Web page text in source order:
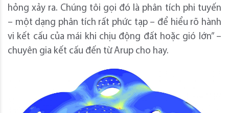
hỏng xảy ra. Chúng tôi gọi đó là phân tích phi tuyến
– một dạng phân tích rất phức tạp – để hiểu rõ hành
vi kết cấu của mái khi chịu động đất hoặc gió lớn” –
chuyên gia kết cấu đến từ Arup cho hay.